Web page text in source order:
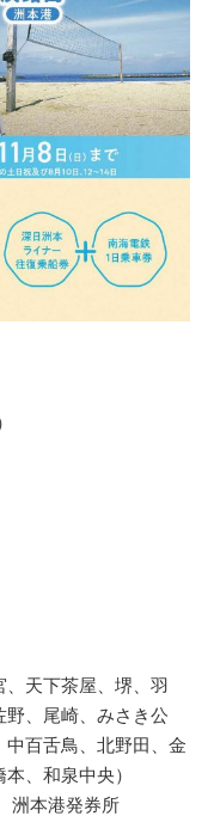
天下茶屋、堺、羽
、尾崎、みさき公
百舌鳥、北野田、金
、和泉中央）
洲本港発券所